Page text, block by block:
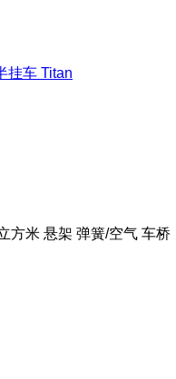
挂车 Titan
方米 悬架 弹簧/空气 车桥